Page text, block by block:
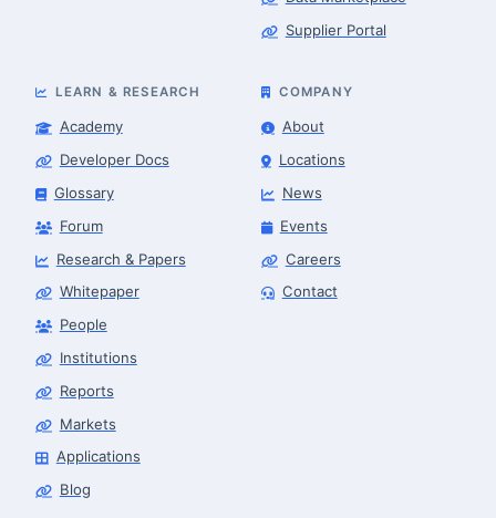
Supplier Portal
LEARN & RESEARCH
Academy
Developer Docs
Glossary
Forum
Research & Papers
Whitepaper
People
Institutions
Reports
Markets
Applications
Blog
COMPANY
About
Locations
News
Events
Careers
Contact
Robotics Advisor